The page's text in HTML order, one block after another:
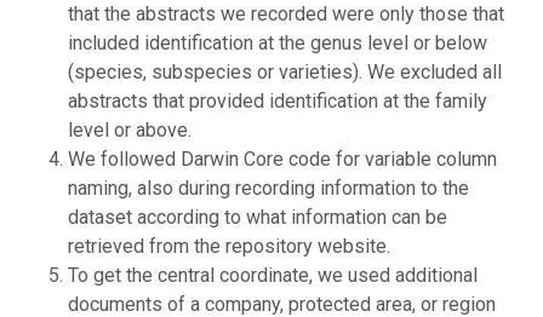
that the abstracts we recorded were only those that
included identification at the genus level or below
(species, subspecies or varieties). We excluded all
abstracts that provided identification at the family
level or above.
We followed Darwin Core code for variable column
naming, also during recording information to the
dataset according to what information can be
retrieved from the repository website.
To get the central coordinate, we used additional
documents of a company, protected area, or region